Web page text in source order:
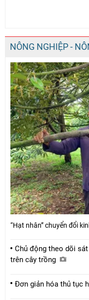
NÔNG NGHIỆP -
“Hạt nhân” chuyển đổi
Chủ động theo dõi
trên cây trồng
Đơn giản hóa thủ tục